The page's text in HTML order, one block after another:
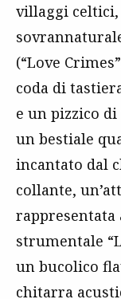
villaggi
(“Love
coda di
e un pizzico
un bestiale
incantato dal
collante,
rappresentata
strumentale
un bucolico
chitarra